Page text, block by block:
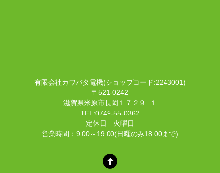
有限会社カワバタ電機(ショップコード:2243001)
〒521-0242
滋賀県米原市長岡１７２９−１
TEL:0749-55-0362
定休日：火曜日
営業時間：9:00～19:00(日曜のみ18:00まで)